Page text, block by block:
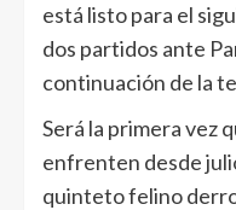
está listo para el
dos partidos ante
continuación de la
Será la primera vez
enfrenten desde
quinteto felino